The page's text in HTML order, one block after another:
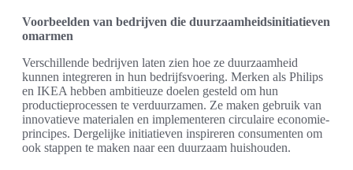
Voorbeelden van bedrijven die duurzaamheidsinitiatieven
omarmen
Verschillende bedrijven laten zien hoe ze duurzaamheid
kunnen integreren in hun bedrijfsvoering. Merken als Philips
en IKEA hebben ambitieuze doelen gesteld om hun
productieprocessen te verduurzamen. Ze maken gebruik van
innovatieve materialen en implementeren circulaire economie-
principes. Dergelijke initiatieven inspireren consumenten om
ook stappen te maken naar een duurzaam huishouden.